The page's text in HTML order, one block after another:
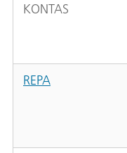
KONTAS
REPA